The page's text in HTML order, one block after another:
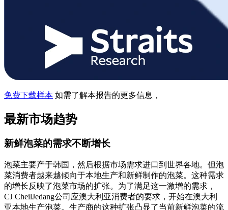
免费下载样本 如需了解本报告的更多信息，
最新市场趋势
新鲜泡菜的需求不断增长
泡菜主要产于韩国，然后根据市场需求进口到世界各地。但泡
菜消费者越来越倾向于本地生产和新鲜制作的泡菜。这种需求
的增长反映了泡菜市场的扩张。为了满足这一激增的需求，
CJ CheilJedang公司应澳大利亚消费者的要求，开始在澳大利
亚本地生产泡菜。生产商的这种扩张凸显了当前新鲜泡菜的流